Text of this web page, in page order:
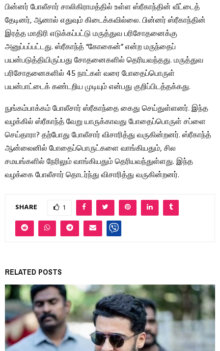
பின்னர் போலீசார் சாலிகிராமத்தில் உள்ள ஸ்ரீகாந்தின் வீட்டைத்
தேடினர், ஆனால் எதுவும் கிடைக்கவில்லை. பின்னர் ஸ்ரீகாந்தின்
இரத்த மாதிரி எடுக்கப்பட்டு மருத்துவ பரிசோதனைக்கு
அனுப்பப்பட்டது. ஸ்ரீகாந்த் “கோகைன்” என்ற மருந்தைப்
பயன்படுத்தியிருப்பது சோதனைகளில் தெரியவந்தது. மருத்துவ
பரிசோதனைகளில் 45 நாட்கள் வரை போதைப்பொருள்
பயன்பாட்டைக் கண்டறிய முடியும் என்பது குறிப்பிடத்தக்கது.
நுங்கம்பாக்கம் போலீசார் ஸ்ரீகாந்தை கைது செய்துள்ளனர். இந்த
வழக்கில் ஸ்ரீகாந்த் வேறு யாருக்காவது போதைப்பொருள் சப்ளை
செய்தாரா? தற்போது போலீசார் விசாரித்து வருகின்றனர். ஸ்ரீகாந்த்
ஆன்லைனில் போதைப்பொருட்களை வாங்கியதும், சில
சமயங்களில் நேரிலும் வாங்கியதும் தெரியவந்துள்ளது. இந்த
வழக்கை போலீசார் தொடர்ந்து விசாரித்து வருகின்றனர்.
SHARE 1
RELATED POSTS